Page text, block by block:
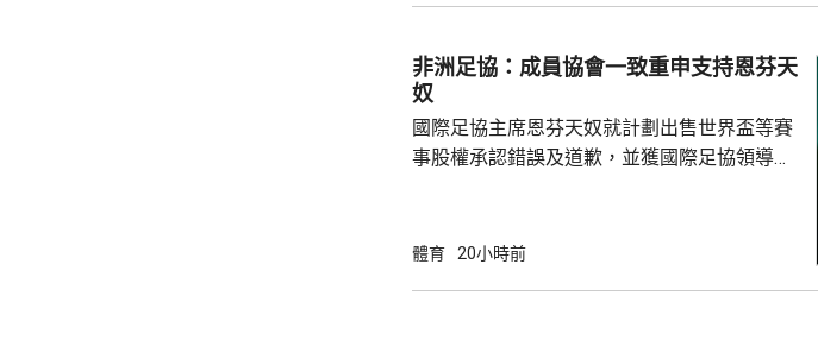
另加每個球季的附加獎金。
非洲足協：成員協會一致重申支持恩芬天
奴
國際足協主席恩芬天奴就計劃出售世界盃等賽
事股權承認錯誤及道歉，並獲國際足協領導層
非洲足球的支持。主席莫特塞佩表示，歡迎國
體育 20小時前